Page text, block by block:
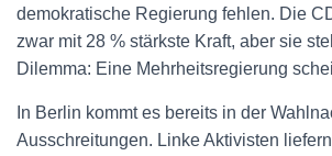
demokratische Regierung fehlen. Die
zwar mit 28 % stärkste Kraft, aber sie
Dilemma: Eine Mehrheitsregierung
In Berlin kommt es bereits in der
Ausschreitungen. Linke Aktivisten